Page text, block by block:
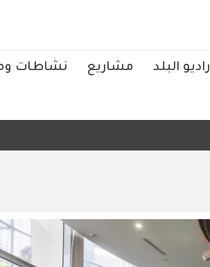
راديو البلد مشاريع نشاطات